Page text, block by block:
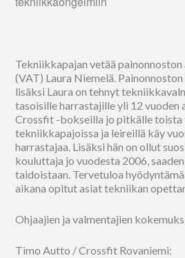
Tekniikkapajan vetää
(VAT) Laura Niemelä.
lisäksi Laura on tehnyt
tasoisille harrastajille yli 12 vuoden
Crossfit -bokseilla jo pitkälle toista
tekniikkapajoissa ja leireillä käy
harrastajaa. Lisäksi hän on ollut
kouluttaja jo vuodesta 2006,
taidoistaan. Tervetuloa
aikana opitut asiat tekniikan
Ohjaajien ja valmentajien
Timo Autto / Crossfit Rovaniemi: